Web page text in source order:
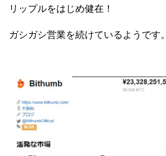
リップルをはじめ健在！
ガシガシ営業を続けているようです。